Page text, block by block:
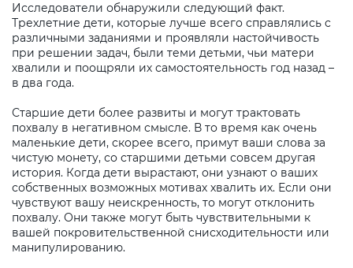
Исследователи обнаружили следующий факт.
Трехлетние дети, которые лучше всего справлялись с
различными заданиями и проявляли настойчивость
при решении задач, были теми детьми, чьи матери
хвалили и поощряли их самостоятельность год назад –
в два года.
Старшие дети более развиты и могут трактовать
похвалу в негативном смысле. В то время как очень
маленькие дети, скорее всего, примут ваши слова за
чистую монету, со старшими детьми совсем другая
история. Когда дети вырастают, они узнают о ваших
собственных возможных мотивах хвалить их. Если они
чувствуют вашу неискренность, то могут отклонить
похвалу. Они также могут быть чувствительными к
вашей покровительственной снисходительности или
манипулированию.